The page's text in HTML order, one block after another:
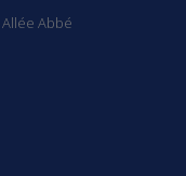
Abbé